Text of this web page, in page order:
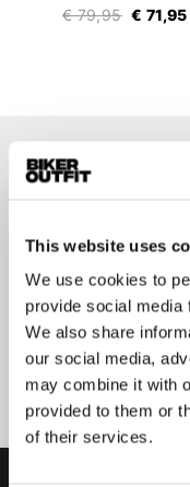
This website uses
We use cookies to
provide social media
We also share
our social media,
may combine it with
provided to them or
of their services.
€ 79,95 € 71,95